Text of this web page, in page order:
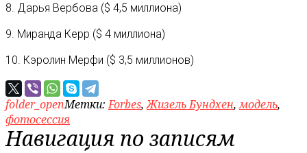
8. Дарья Вербова ($ 4,5 миллиона)
9. Миранда Керр ($ 4 миллиона)
10. Кэролин Мерфи ($ 3,5 миллионов)
folder_openМетки:Forbes,Жизель Бундхен,модель,
фотосессия
Навигация по записям